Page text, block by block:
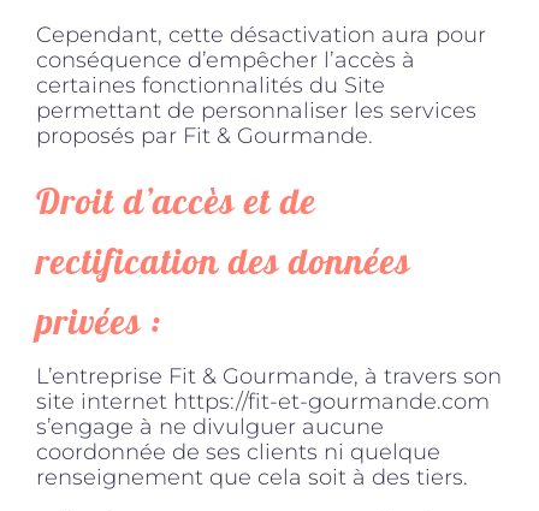
Cependant, cette désactivation aura pour
conséquence d’empêcher l’accès à
certaines fonctionnalités du Site
permettant de personnaliser les services
proposés par Fit & Gourmande.
Droit d’accès et de
rectification des données
privées :
L’entreprise Fit & Gourmande, à travers son
site internet https://fit-et-gourmande.com
s’engage à ne divulguer aucune
coordonnée de ses clients ni quelque
renseignement que cela soit à des tiers.